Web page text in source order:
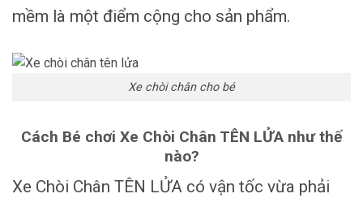
mềm là một điểm cộng cho sản phẩm.
Xe chòi chân cho bé
Cách Bé chơi Xe Chòi Chân TÊN LỬA như thế
nào?
Xe Chòi Chân TÊN LỬA có vận tốc vừa phải